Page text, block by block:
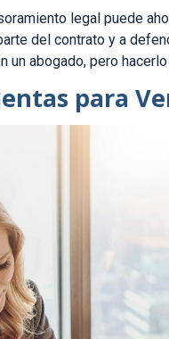
legal puede
del contrato y a
un abogado, pero
para